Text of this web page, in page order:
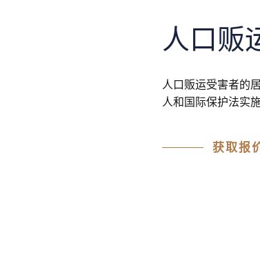
人口贩
人口贩运受害者的
人和国际保护法实
获取报